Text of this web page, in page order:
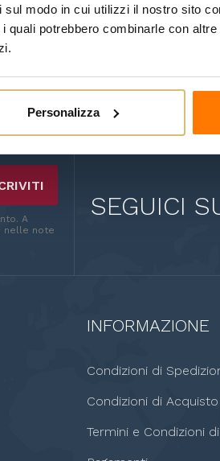
modo in cui utilizzi il nostro sito
quali potrebbero combinarle con
Personalizza
A
nelle note
SEGUICI
INFORMAZIONE
Condizioni di
Condizioni di Acquisto
Termini e Condizioni